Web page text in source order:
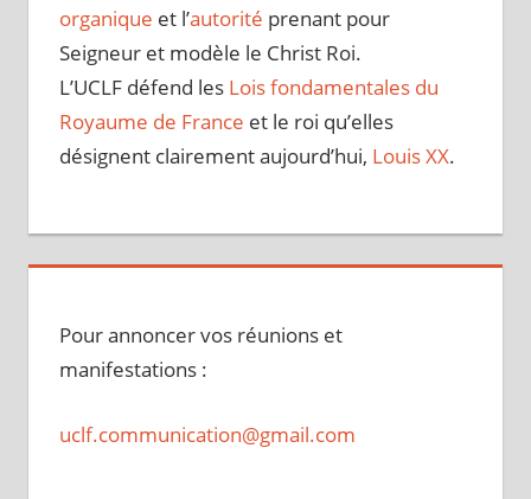
organique et l’autorité prenant pour
Seigneur et modèle le Christ Roi.
L’UCLF défend les Lois fondamentales du
Royaume de France et le roi qu’elles
désignent clairement aujourd’hui, Louis XX.
Pour annoncer vos réunions et
manifestations :
uclf.communication@gmail.com